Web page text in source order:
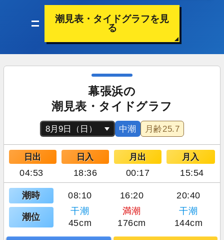
潮見表・タイドグラフを見
る
幕張浜の
潮見表・タイドグラフ
中潮 月齢25.7
日出 日入 月出 月入
04:53 18:36 00:17 15:54
潮時 08:10 16:20 20:40
潮位
干潮 満潮
干潮
45cm
176cm 144cm